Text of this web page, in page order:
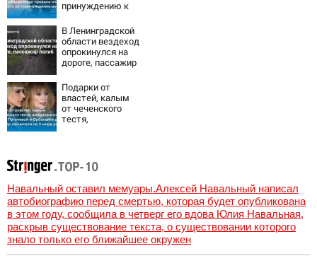
принуждению к
ответила Россия,
полный разбор
провала операции
Украины от
военкора Коца
В Ленинградской
области вездеход
опрокинулся на
дороге, пассажир
Подарки от
властей, калым
от чеченского
тестя,
Орбакайте домов
и квартир
насчитали на 3
млрд рублей
Навальный оставил мемуары.Алексей Навальный написал
автобиографию перед смертью, которая будет опубликована
в этом году, сообщила в четверг его вдова Юлия Навальная,
раскрыв существование текста, о существовании которого
знало только его ближайшее окружен